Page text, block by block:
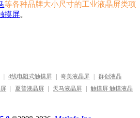
等各种品牌大小尺寸的工业液晶屏类项
摸屏。
| 4线电阻式触摸屏 | 奇美液晶屏 | 群创液晶
| 夏普液晶屏 | 天马液晶屏 | 触摸屏 触摸液晶